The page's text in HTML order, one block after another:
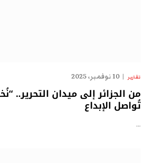
تقارير 10 نوفمبر، 2025
من الجزائر إلى ميدان التحرير..
تُواصل الإبداع
…